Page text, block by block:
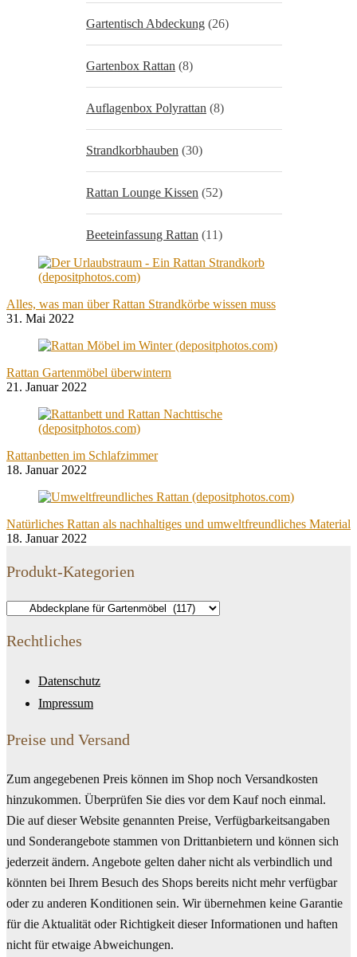
Gartentisch Abdeckung (26)
Gartenbox Rattan (8)
Auflagenbox Polyrattan (8)
Strandkorbhauben (30)
Rattan Lounge Kissen (52)
Beeteinfassung Rattan (11)
Alles, was man über Rattan Strandkörbe wissen muss
31. Mai 2022
Rattan Gartenmöbel überwintern
21. Januar 2022
Rattanbetten im Schlafzimmer
18. Januar 2022
Natürliches Rattan als nachhaltiges und umweltfreundliches Material
18. Januar 2022
Produkt-Kategorien
Rechtliches
Datenschutz
Impressum
Preise und Versand
Zum angegebenen Preis können im Shop noch Versandkosten
hinzukommen. Überprüfen Sie dies vor dem Kauf noch einmal.
Die auf dieser Website genannten Preise, Verfügbarkeitsangaben
und Sonderangebote stammen von Drittanbietern und können sich
jederzeit ändern. Angebote gelten daher nicht als verbindlich und
könnten bei Ihrem Besuch des Shops bereits nicht mehr verfügbar
oder zu anderen Konditionen sein. Wir übernehmen keine Garantie
für die Aktualität oder Richtigkeit dieser Informationen und haften
nicht für etwaige Abweichungen.